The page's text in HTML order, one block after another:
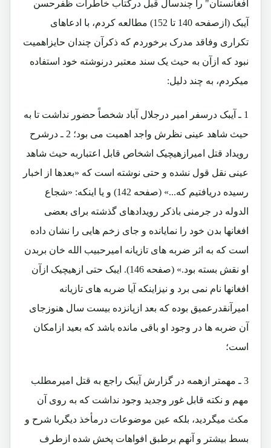
افغانستان" را چندسال قبل درکتاب خاطرات ظفرحسن
آیبک (ازصفحه 140 تا 152) مطالعه کردم، با ادعاهای
تکراری وفاقد مدرک برخوردم که ذکرآن چندان حایزاهمیت
نبود که ازآن به حیث یک سند معتبر درنوشته خود استفاده
میکردم، به چند دلیل:
1 ـ آیبک درسفر امیر درجلال آباد شخصاً حضور نداشت تا به
حیث شاهد عینی نظرش واجد اهمیت می بود؛ 2 ـ درشرح
رویداد قتل امیرازهیچیک اشخاص قابل اعتباربه حیث شاهد
عینی نقل قول نشده و حتی نوشته است که «بعدها از اخبار
رسیده دریافتیم که...» (صفحه 142) و یا اینکه: «شجاع
الدوله در جرمنی باذکر رویدادهای گذشته برای بعضی
افغانها بدن خود را نمایانده و جای زخم هایی را نشان داده
است که به اثر ضربه های تازیانه امیرحبیب الله خان بربدن
او نقش بسته بود.» (صفحه 146). ایبک حتی ازهیچیک ازآن
افغانها نام نمی برد و نیزاینکه آیا ضربه های تازیانه
امیرآنقدرعمیق بوده که بعد ازپانزده بیست سال هنوزجای
آن ضربه ها در وجود او باقی مانده باشد که بعید ازامکان
است؛
3 ـ مهمتر ازهمه در گزارش آیبک راجع به قتل امیرمطلب
مهم و نکته قابل غور وجدید وجود نداشت که به روی آن
مکث میگردید، بلکه عین موضوعات درمأخذ دیگربا شرح و
بسط بیشتر و آنهم برطبق افواهات پخش شده ازطرف